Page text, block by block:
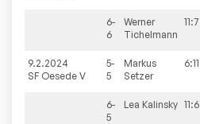
6-
6
Werner
Tichelmann
11:7
9.2.2024
SF Oesede V
5-
5
Markus
Setzer
6:11
6-
5
Lea Kalinsky 11:6